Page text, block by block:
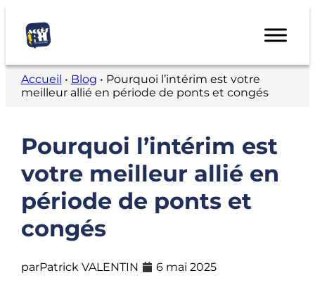
Accueil • Blog • Pourquoi l’intérim est votre
meilleur allié en période de ponts et congés
Pourquoi l’intérim est
votre meilleur allié en
période de ponts et
congés
parPatrick VALENTIN 6 mai 2025